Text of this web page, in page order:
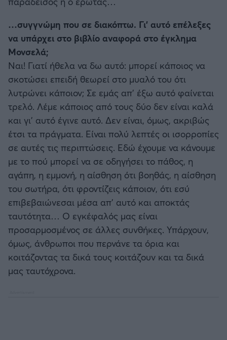
…συγγνώμη που σε διακόπτω. Γι’ αυτό επέλεξες
να υπάρχει στο βιβλίο αναφορά στο έγκλημα
Μονσελά;
Ναι! Γιατί ήθελα να δω αυτό: μπορεί κάποιος να
σκοτώσει επειδή θεωρεί στο μυαλό του ότι
λυτρώνει κάποιον; Σε εμάς απ’ έξω αυτό φαίνεται
τρελό. Λέμε κάποιος από τους δύο δεν είναι καλά
και γι’ αυτό έγινε αυτό. Δεν είναι, όμως, ακριβώς
έτσι τα πράγματα. Είναι πολύ λεπτές οι ισορροπίες
σε αυτές τις περιπτώσεις. Εδώ έχουμε να κάνουμε
με το πού μπορεί να σε οδηγήσει το πάθος, η
αγάπη, η εμμονή, η αίσθηση ότι βοηθάς, η αίσθηση
του σωτήρα, ότι φροντίζεις κάποιον, ότι εσύ
επιβεβαιώνεσαι μέσα απ’ αυτό και αποκτάς
ταυτότητα… Ο εγκέφαλός μας είναι
προσαρμοσμένος σε άλλες συνθήκες. Υπάρχουν,
όμως, άνθρωποι που περνάνε τα όρια και
κοιτάζοντας τα δικά τους κοιτάζουν και τα δικά
μας ταυτόχρονα.